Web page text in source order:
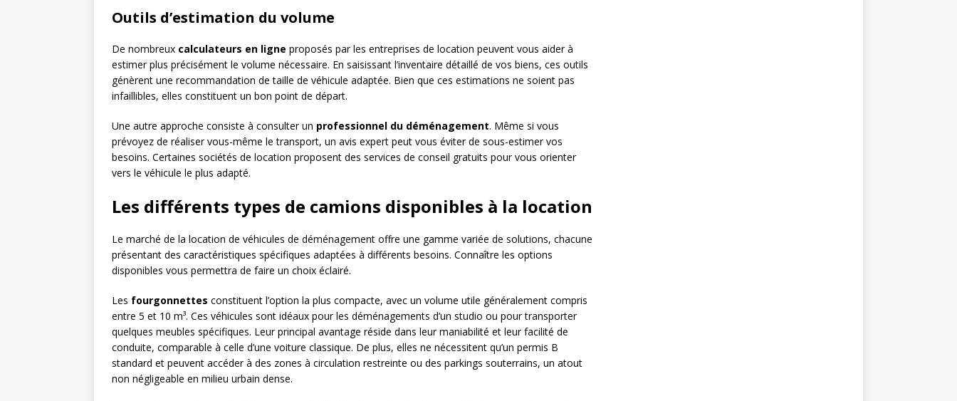
Outils d’estimation du volume
De nombreux calculateurs en ligne proposés par les entreprises de location peuvent vous aider à
estimer plus précisément le volume nécessaire. En saisissant l’inventaire détaillé de vos biens, ces outils
génèrent une recommandation de taille de véhicule adaptée. Bien que ces estimations ne soient pas
infaillibles, elles constituent un bon point de départ.
Une autre approche consiste à consulter un professionnel du déménagement. Même si vous
prévoyez de réaliser vous-même le transport, un avis expert peut vous éviter de sous-estimer vos
besoins. Certaines sociétés de location proposent des services de conseil gratuits pour vous orienter
vers le véhicule le plus adapté.
Les différents types de camions disponibles à la location
Le marché de la location de véhicules de déménagement offre une gamme variée de solutions, chacune
présentant des caractéristiques spécifiques adaptées à différents besoins. Connaître les options
disponibles vous permettra de faire un choix éclairé.
Les fourgonnettes constituent l’option la plus compacte, avec un volume utile généralement compris
entre 5 et 10 m³. Ces véhicules sont idéaux pour les déménagements d’un studio ou pour transporter
quelques meubles spécifiques. Leur principal avantage réside dans leur maniabilité et leur facilité de
conduite, comparable à celle d’une voiture classique. De plus, elles ne nécessitent qu’un permis B
standard et peuvent accéder à des zones à circulation restreinte ou des parkings souterrains, un atout
non négligeable en milieu urbain dense.